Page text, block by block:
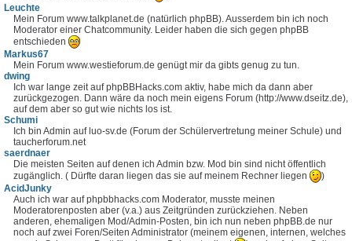
Leuchte
Mein Forum www.talkplanet.de (natürlich phpBB). Ausserdem bin ich noch
Moderator einer Chatcommunity. Leider haben die sich gegen phpBB
entschieden
Markus67
Mein Forum www.westieforum.de genügt mir da gibts genug zu tun.
dwing
Ich war lange zeit auf phpBBHacks.com aktiv, habe mich da dann aber
zurückgezogen. Dann wäre da noch mein eigens Forum (http://www.dseitz.de),
auf dem aber so gut wie nichts los ist.
Schumi
Ich bin Admin auf luo-sv.de (Forum der Schülervertretung meiner Schule) und
taucherforum.net
saerdnaer
Die meisten Seiten auf denen ich Admin bzw. Mod bin sind nicht öffentlich
zugänglich. ( Dürfte daran liegen das sie auf meinem Rechner liegen
)
AcidJunky
Auch ich war auf phpbbhacks.com Moderator, musste meinen
Moderatorenposten aber (v.a.) aus Zeitgründen zurückziehen. Neben
anderen, ehemaligen Mod/Admin-Posten, bin ich nun neben phpBB.de nur
noch auf zwei Foren/Seiten Administrator (meinem eigenen, internen, welches